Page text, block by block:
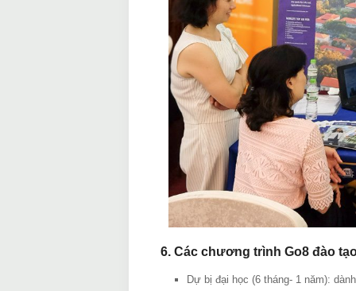
6. Các chương trình Go8 đào
Dự bị đại học (6 tháng- 1 năm):